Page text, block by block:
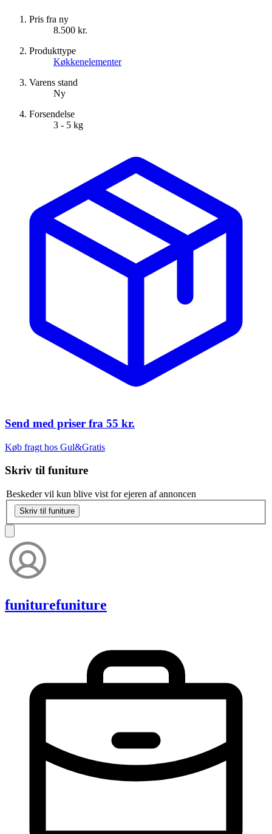
Pris fra ny
8.500 kr.
Produkttype
Køkkenelementer
Varens stand
Ny
Forsendelse
3 - 5 kg
Send med priser fra 55 kr.
Køb fragt hos Gul&Gratis
Skriv til funiture
Beskeder vil kun blive vist for ejeren af annoncen
Skriv til funiture
funiturefuniture